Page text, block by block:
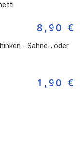
8,90 €
- Sahne-, oder
1,90 €